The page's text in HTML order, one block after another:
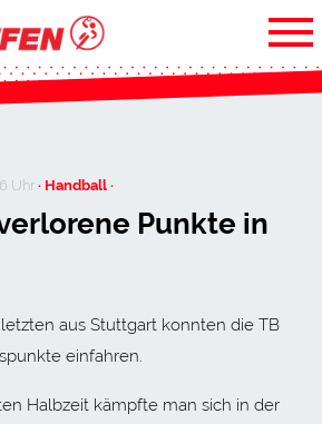
Uhr· Handball ·
Punkte in
aus Stuttgart konnten die TB
einfahren.
Halbzeit kämpfte man sich in der